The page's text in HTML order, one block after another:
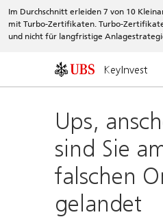
Im Durchschnitt erleiden 7 von 10
mit Turbo-Zertifikaten. Turbo-
und nicht für langfristige
KeyInvest
Ups,
sind Sie
falschen
gelandet